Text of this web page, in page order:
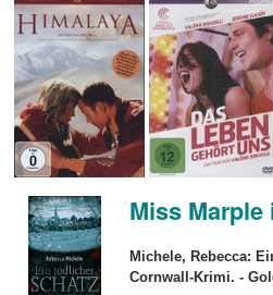
Miss
Michele, Rebecca:
Cornwall-Krimi. -